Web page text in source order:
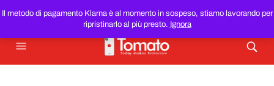
Il metodo di pagamento Klarna è al momento in sospeso, stiamo lavorando per
ripristinarlo al più presto. Ignora
SMARTPHONE E TABLET RICONDIZIONATIAL MIGLIOR
PREZZO DEL WEB!